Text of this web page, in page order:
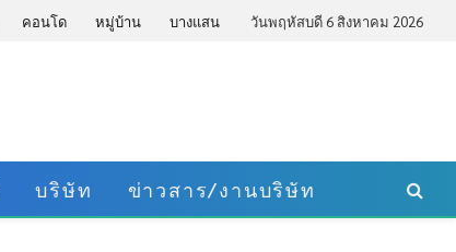
คอนโด หมู่บ้าน บางแสน วันพฤหัสบดี 6 สิงหาคม 2026
บริษัท ข่าวสาร/งานบริษัท